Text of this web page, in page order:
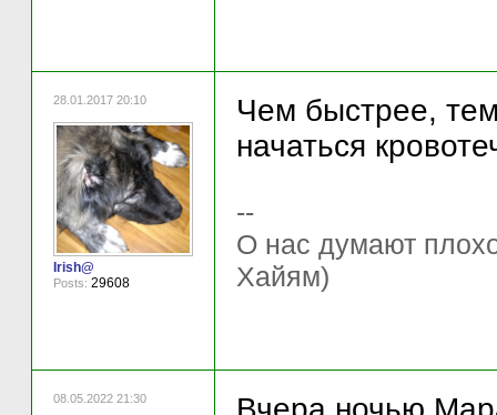
28.01.2017 20:10
Irish@
Posts: 29608
Чем быстрее,
начаться
--
О нас думают
Хайям)
08.05.2022 21:30